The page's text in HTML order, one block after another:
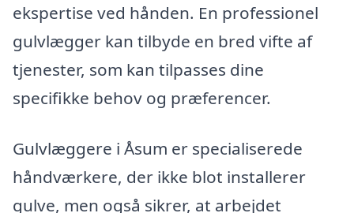
ekspertise ved hånden. En professionel
gulvlægger kan tilbyde en bred vifte af
tjenester, som kan tilpasses dine
specifikke behov og præferencer.
Gulvlæggere i Åsum er specialiserede
håndværkere, der ikke blot installerer
gulve, men også sikrer, at arbejdet